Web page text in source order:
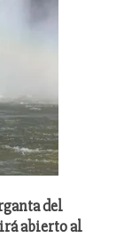
del
abierto al